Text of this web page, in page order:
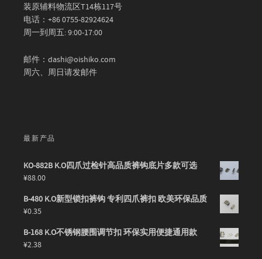
装原辅料物流区T14栋117号
电话：+86 0755-82924624
周一到周五: 9:00-17:00
邮件：dashi@oishiko.com
周六、周日请发邮件
最新产品
KO-882B K.O四爪过检针高品质裤钩底片多款可选
¥88.00
B-480 K.O新型锁扣裤钩 专利四爪裤扣 欧美环保品质
¥0.35
B-168 K.O不锈钢腰围调节扣 环保实用便捷通用款
¥2.38